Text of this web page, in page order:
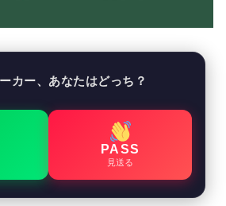
カー、あなたはどっち？
PASS
見送る